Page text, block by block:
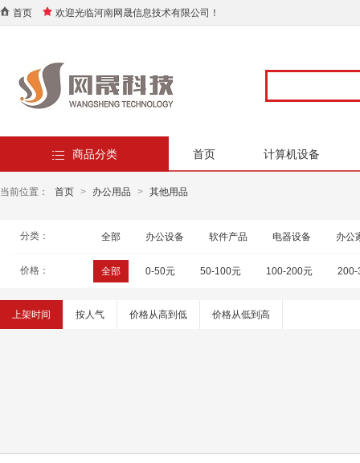
首页 欢迎光临河南网晟信息技术有限公司！
商品分类 首页 计算机设备
当前位置： 首页 > 办公用品 > 其他用品
分类： 全部 办公设备 软件产品 电器设备 办公
价格： 全部 0-50元 50-100元 100-200元 200-
上架时间 按人气 价格从高到低 价格从低到高